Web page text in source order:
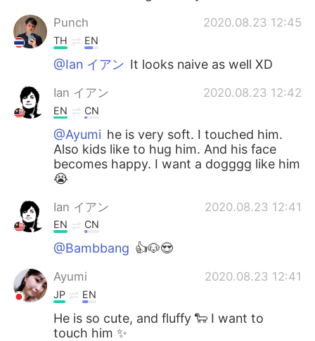
Punch 2020.08.23 12:45
TH EN
@Ian イアン It looks naive as well XD
Ian イアン 2020.08.23 12:42
EN CN
@Ayumi he is very soft. I touched him.
Also kids like to hug him. And his face
becomes happy. I want a dogggg like him
😭
Ian イアン 2020.08.23 12:41
EN CN
@Bambbang 👍🐶😍
Ayumi 2020.08.23 12:41
JP EN
He is so cute, and fluffy 🐑 I want to
touch him ✨